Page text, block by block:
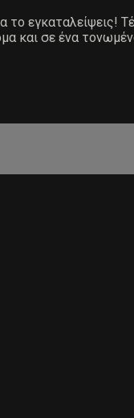
το εγκαταλείψεις!
και σε ένα